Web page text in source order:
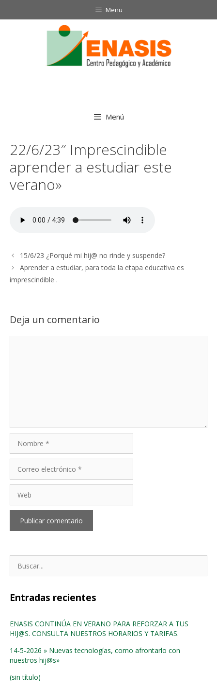
Menu
Menú
22/6/23″ Imprescindible
aprender a estudiar este
verano»
15/6/23 ¿Porqué mi hij@ no rinde y suspende?
Aprender a estudiar, para toda la etapa educativa es
imprescindible .
Deja un comentario
electrónico
Entradas recientes
ENASIS CONTINÚA EN VERANO PARA REFORZAR A TUS
HIJ@S. CONSULTA NUESTROS HORARIOS Y TARIFAS.
14-5-2026 » Nuevas tecnologías, como afrontarlo con
nuestros hij@s»
(sin título)